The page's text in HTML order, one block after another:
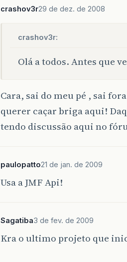
crashov3r29 de dez. de 2008
crashov3r:
Olá a todos. Antes que
Cara, sai do meu pé , sai
querer caçar briga aqui!
tendo discussão aqui no
paulopatto21 de jan. de 2009
Usa a JMF Api!
Sagatiba3 de fev. de 2009
Kra o ultimo projeto que